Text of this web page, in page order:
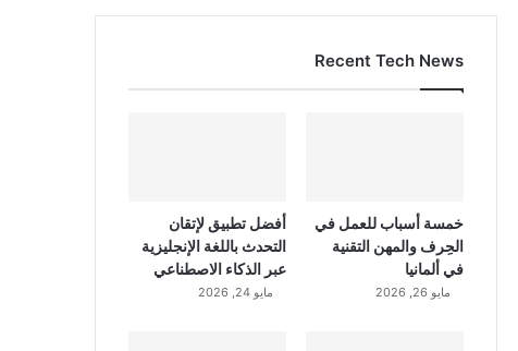
Recent Tech News
خمسة أسباب للعمل في
الحِرف والمهن التقنية
في ألمانيا
مايو 26, 2026
أفضل تطبيق لإتقان
التحدث باللغة الإنجليزية
عبر الذكاء الاصطناعي
مايو 24, 2026